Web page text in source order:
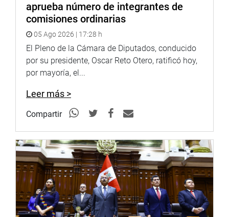
diálogo y en este aspecto se destacó la importancia de
que Pichari cuente con un aeropuerto (provincia de La
Convención).
Se dio conocer que en la zona del Huallaga y Tingo
María, Valles del Ucayali y Huallaga, se han erradicado
el espacio a 22 mil hectáreas. Se estima que en el
presente año se erradicarán 25 mil hectáreas más.
mil soles, de los cuales se ha ejecutado hasta el
momento un 87%.
Como resultados, Codevraem informó de cien
laboratorios destruidos en el lugar, 903 operaciones de
erradicación, 11,116 parcelas y 549 mil plantas.
aprueba número de integrantes de
comisiones ordinarias
05 Ago 2026 | 17:28 h
El Pleno de la Cámara de Diputados, conducido
por su presidente, Oscar Reto Otero, ratificó hoy,
por mayoría, el...
Leer más >
Compartir